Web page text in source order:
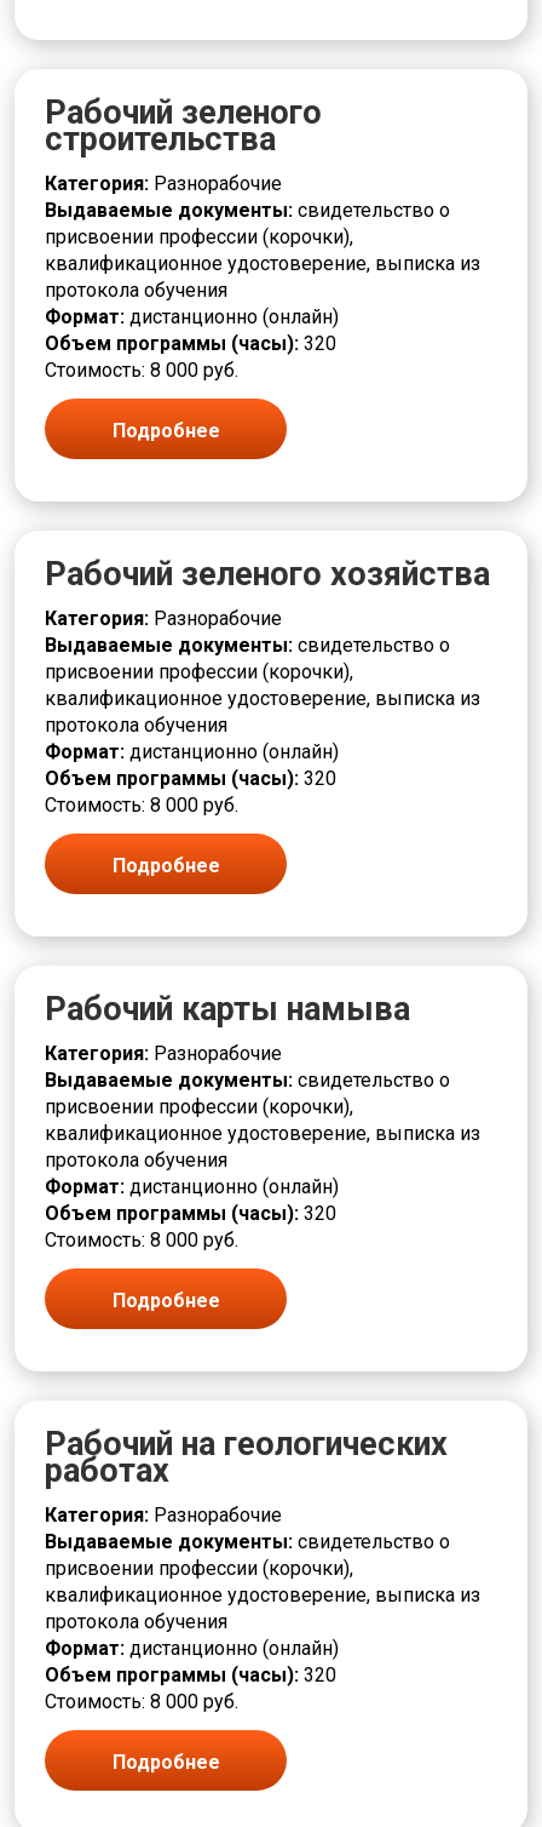
Металлургия
Младший медперсонал
Модельщик
Мойщик
Монтаж
Монтажник
Монтировщик
Моторист
Наборщик
Накатчик
Наладчик
Намотчик
Наука и история
Обжигальщик
Облицовщик
Оборудование под напряжением
Отделочник
Пекарь
Печатник
Печевой
Пищевая промышленность
Плавильщик
Повар
Подручный
Полировщик
Помощник
Прессовщик
Приготовитель
Программист
Производственные процессы
Производство и технологии
Пропитчик
Различные профессии
Разметчик
Разнорабочие
Ремонт
Ремонтировщик
РЖД
Связь и телекоммуникации
Сельское хозяйство и животноводство
Слесарь
Сортировщик
Социальная работа
Строительство
Сушильщик
Сфера услуг
Съемщик
Текстильная промышленность
Токарь
Травильщик
Уборщик
Укладчик
Упаковщик
Управление и администрирование
Формовщик
Фрезеровщик
Химическая промышленность
Рабочий зеленого
строительства
Категория: Разнорабочие
Выдаваемые документы: свидетельство о
присвоении профессии (корочки),
квалификационное удостоверение, выписка из
протокола обучения
Формат: дистанционно (онлайн)
Объем программы (часы): 320
Стоимость: 8 000 руб.
Подробнее
Рабочий зеленого хозяйства
Категория: Разнорабочие
Выдаваемые документы: свидетельство о
присвоении профессии (корочки),
квалификационное удостоверение, выписка из
протокола обучения
Формат: дистанционно (онлайн)
Объем программы (часы): 320
Стоимость: 8 000 руб.
Подробнее
Рабочий карты намыва
Категория: Разнорабочие
Выдаваемые документы: свидетельство о
присвоении профессии (корочки),
квалификационное удостоверение, выписка из
протокола обучения
Формат: дистанционно (онлайн)
Объем программы (часы): 320
Стоимость: 8 000 руб.
Подробнее
Рабочий на геологических
работах
Категория: Разнорабочие
Выдаваемые документы: свидетельство о
присвоении профессии (корочки),
квалификационное удостоверение, выписка из
протокола обучения
Формат: дистанционно (онлайн)
Объем программы (часы): 320
Стоимость: 8 000 руб.
Подробнее